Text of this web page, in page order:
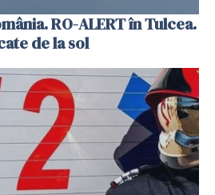
RO-ALERT în Tulcea.
de la sol